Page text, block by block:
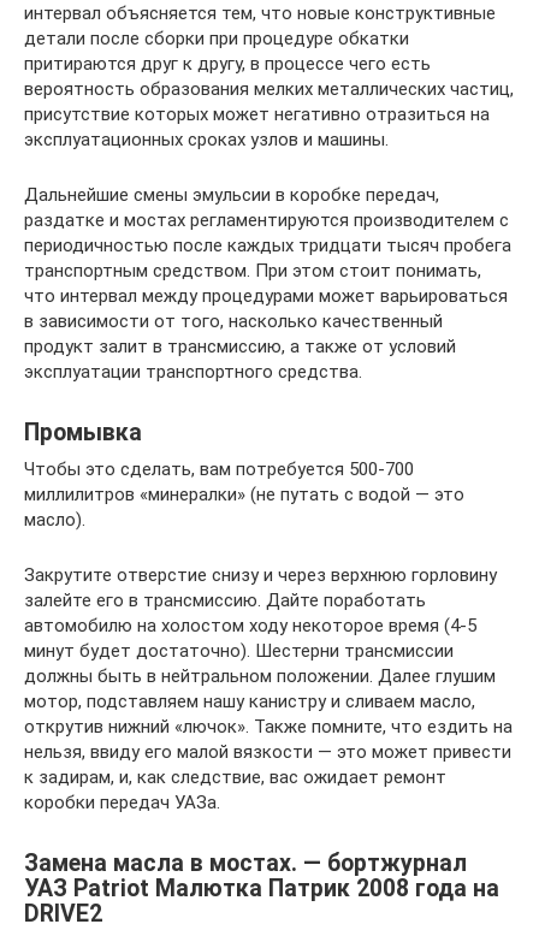
интервал объясняется тем, что новые конструктивные
детали после сборки при процедуре обкатки
притираются друг к другу, в процессе чего есть
вероятность образования мелких металлических частиц,
присутствие которых может негативно отразиться на
эксплуатационных сроках узлов и машины.
Дальнейшие смены эмульсии в коробке передач,
раздатке и мостах регламентируются производителем с
периодичностью после каждых тридцати тысяч пробега
транспортным средством. При этом стоит понимать,
что интервал между процедурами может варьироваться
в зависимости от того, насколько качественный
продукт залит в трансмиссию, а также от условий
эксплуатации транспортного средства.
Промывка
Чтобы это сделать, вам потребуется 500-700
миллилитров «минералки» (не путать с водой — это
масло).
Закрутите отверстие снизу и через верхнюю горловину
залейте его в трансмиссию. Дайте поработать
автомобилю на холостом ходу некоторое время (4-5
минут будет достаточно). Шестерни трансмиссии
должны быть в нейтральном положении. Далее глушим
мотор, подставляем нашу канистру и сливаем масло,
открутив нижний «лючок». Также помните, что ездить на
нельзя, ввиду его малой вязкости — это может привести
к задирам, и, как следствие, вас ожидает ремонт
коробки передач УАЗа.
Замена масла в мостах. — бортжурнал
УАЗ Patriot Малютка Патрик 2008 года на
DRIVE2